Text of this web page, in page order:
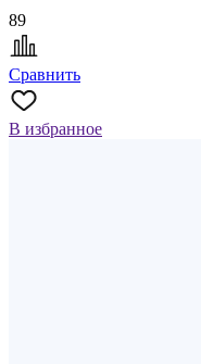
89
Сравнить
В избранное